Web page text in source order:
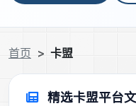
首页 卡盟
精选卡盟平台